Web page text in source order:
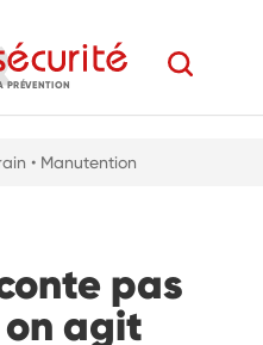
PRÉVENTION
• Manutention
pas
agit